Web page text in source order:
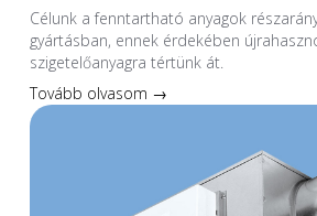
Célunk a fenntartható anyagok
gyártásban, ennek érdekében
szigetelőanyagra tértünk át.
Tovább olvasom →